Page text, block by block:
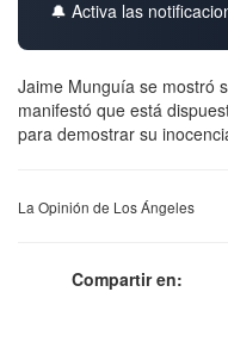
🔔 Activa las
Jaime Munguía se mostró
manifestó que está
para demostrar su
La Opinión de Los Ángeles
Compartir en: